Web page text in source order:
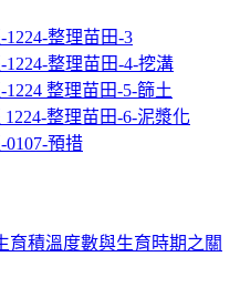
整理苗田-3
整理苗田-4-挖溝
整理苗田-5-篩土
整理苗田-6-泥漿化
預措
育積溫度數與生育時期之關